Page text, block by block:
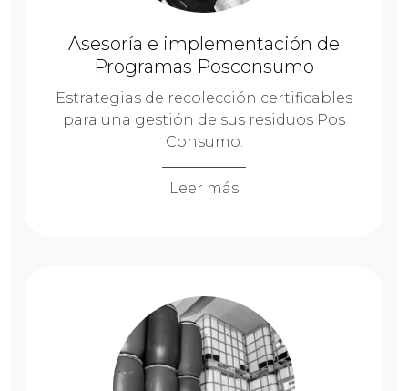
Asesoría e implementación de
Programas Posconsumo
Estrategias de recolección certificables
para una gestión de sus residuos Pos
Consumo.
Leer más